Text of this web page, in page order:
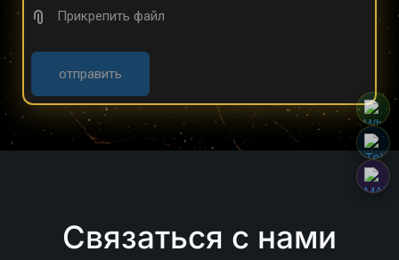
Прикрепить файл
отправить
Связаться с нами